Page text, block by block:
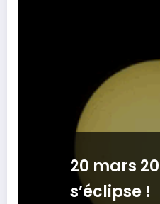
20 mars
s’éclipse !